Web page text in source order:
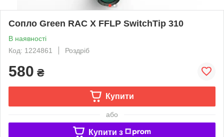
Сопло Green RAC X FFLP SwitchTip 310
В наявності
Код: 1224861
Роздріб
580 ₴
Купити
або
Купити з